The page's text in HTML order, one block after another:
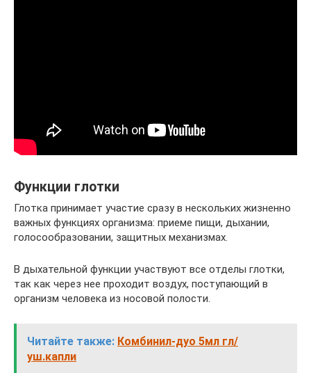
Функции глотки
Глотка принимает участие сразу в нескольких жизненно
важных функциях организма: приеме пищи, дыхании,
голосообразовании, защитных механизмах.
В дыхательной функции участвуют все отделы глотки,
так как через нее проходит воздух, поступающий в
организм человека из носовой полости.
Читайте также: Комбинил-дуо 5мл гл/
уш.капли